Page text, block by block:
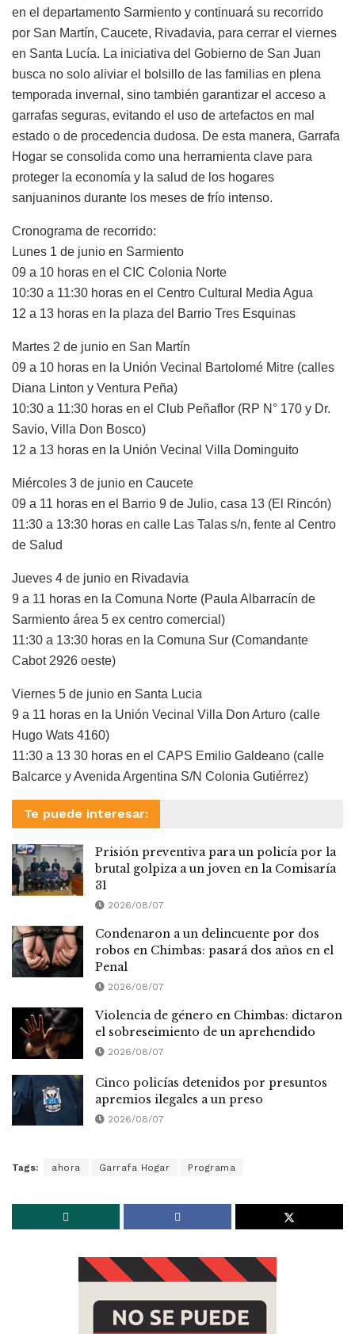
en el departamento Sarmiento y continuará su recorrido
por San Martín, Caucete, Rivadavia, para cerrar el viernes
en Santa Lucía. La iniciativa del Gobierno de San Juan
busca no solo aliviar el bolsillo de las familias en plena
temporada invernal, sino también garantizar el acceso a
garrafas seguras, evitando el uso de artefactos en mal
estado o de procedencia dudosa. De esta manera, Garrafa
Hogar se consolida como una herramienta clave para
proteger la economía y la salud de los hogares
sanjuaninos durante los meses de frío intenso.
Cronograma de recorrido:
Lunes 1 de junio en Sarmiento
09 a 10 horas en el CIC Colonia Norte
10:30 a 11:30 horas en el Centro Cultural Media Agua
12 a 13 horas en la plaza del Barrio Tres Esquinas
Martes 2 de junio en San Martín
09 a 10 horas en la Unión Vecinal Bartolomé Mitre (calles
Diana Linton y Ventura Peña)
10:30 a 11:30 horas en el Club Peñaflor (RP N° 170 y Dr.
Savio, Villa Don Bosco)
12 a 13 horas en la Unión Vecinal Villa Dominguito
Miércoles 3 de junio en Caucete
09 a 11 horas en el Barrio 9 de Julio, casa 13 (El Rincón)
11:30 a 13:30 horas en calle Las Talas s/n, fente al Centro
de Salud
Jueves 4 de junio en Rivadavia
9 a 11 horas en la Comuna Norte (Paula Albarracín de
Sarmiento área 5 ex centro comercial)
11:30 a 13:30 horas en la Comuna Sur (Comandante
Cabot 2926 oeste)
Viernes 5 de junio en Santa Lucia
9 a 11 horas en la Unión Vecinal Villa Don Arturo (calle
Hugo Wats 4160)
11:30 a 13 30 horas en el CAPS Emilio Galdeano (calle
Balcarce y Avenida Argentina S/N Colonia Gutiérrez)
Te puede interesar:
Prisión preventiva para un policía por la
brutal golpiza a un joven en la Comisaría
31
2026/08/07
Condenaron a un delincuente por dos
robos en Chimbas: pasará dos años en el
Penal
2026/08/07
Violencia de género en Chimbas: dictaron
el sobreseimiento de un aprehendido
2026/08/07
Cinco policías detenidos por presuntos
apremios ilegales a un preso
2026/08/07
Tags: ahora Garrafa Hogar Programa